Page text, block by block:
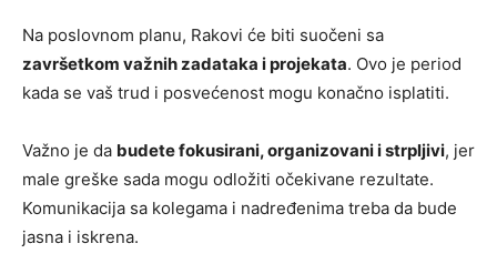
Na poslovnom planu, Rakovi će biti suočeni sa
završetkom važnih zadataka i projekata. Ovo je period
kada se vaš trud i posvećenost mogu konačno isplatiti.
Važno je da budete fokusirani, organizovani i strpljivi, jer
male greške sada mogu odložiti očekivane rezultate.
Komunikacija sa kolegama i nadređenima treba da bude
jasna i iskrena.